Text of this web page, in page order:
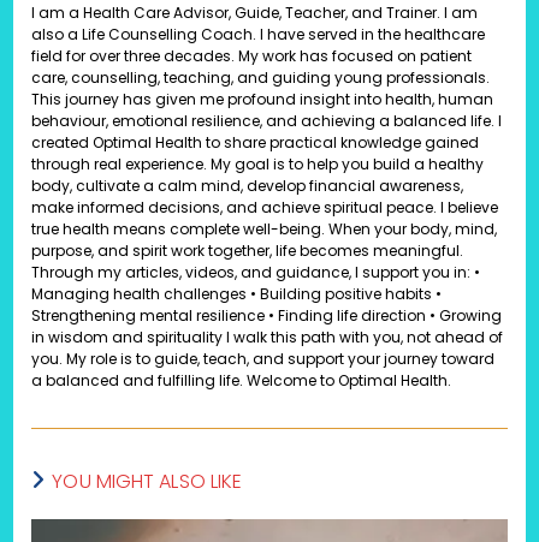
I am a Health Care Advisor, Guide, Teacher, and Trainer. I am
also a Life Counselling Coach. I have served in the healthcare
field for over three decades. My work has focused on patient
care, counselling, teaching, and guiding young professionals.
This journey has given me profound insight into health, human
behaviour, emotional resilience, and achieving a balanced life. I
created Optimal Health to share practical knowledge gained
through real experience. My goal is to help you build a healthy
body, cultivate a calm mind, develop financial awareness,
make informed decisions, and achieve spiritual peace. I believe
true health means complete well-being. When your body, mind,
purpose, and spirit work together, life becomes meaningful.
Through my articles, videos, and guidance, I support you in: •
Managing health challenges • Building positive habits •
Strengthening mental resilience • Finding life direction • Growing
in wisdom and spirituality I walk this path with you, not ahead of
you. My role is to guide, teach, and support your journey toward
a balanced and fulfilling life. Welcome to Optimal Health.
YOU MIGHT ALSO LIKE